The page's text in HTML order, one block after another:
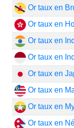
Or taux en
Or taux en
Or taux en
Or taux en
Or taux en
Or taux en
Or taux en
Or taux en